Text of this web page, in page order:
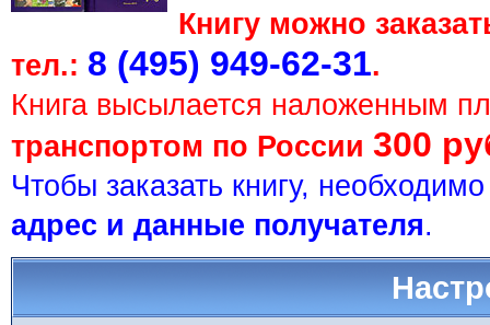
Книгу можно
тел.: 8 (495) 949-62-31.
Книга высылается наложенным
транспортом по России 300
Чтобы заказать книгу,
адрес и данные получателя.